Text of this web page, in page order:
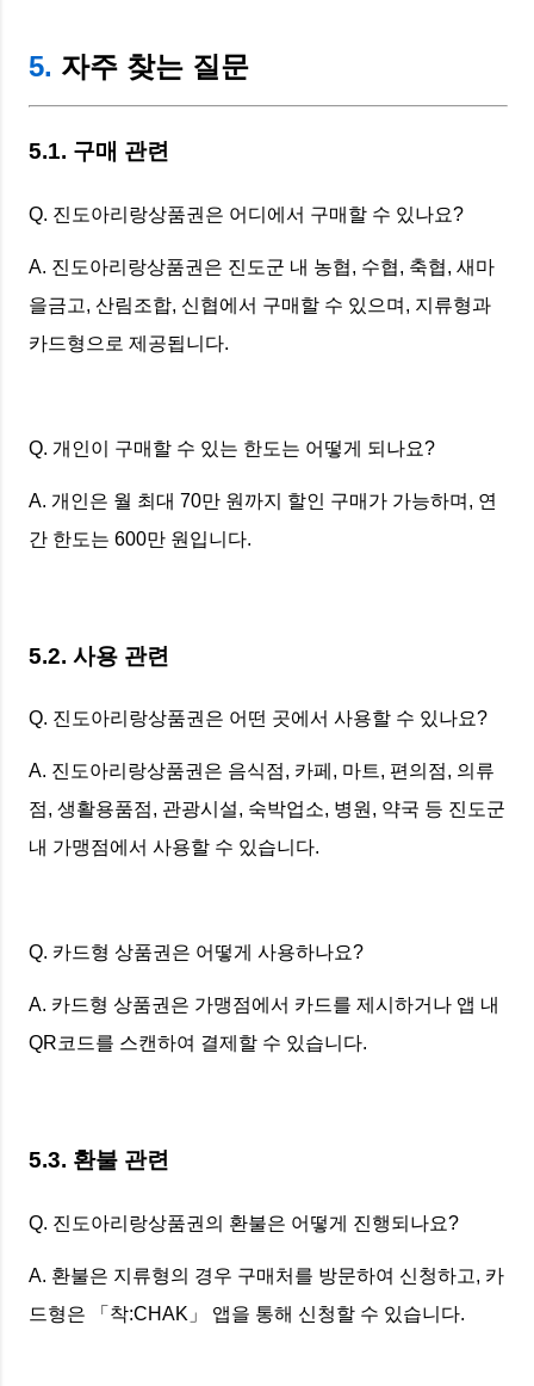
5. 자주 찾는 질문
5.1. 구매 관련
Q. 진도아리랑상품권은 어디에서 구매할 수 있나요?
A. 진도아리랑상품권은 진도군 내 농협, 수협, 축협, 새마
을금고, 산림조합, 신협에서 구매할 수 있으며, 지류형과
카드형으로 제공됩니다.
Q. 개인이 구매할 수 있는 한도는 어떻게 되나요?
A. 개인은 월 최대 70만 원까지 할인 구매가 가능하며, 연
간 한도는 600만 원입니다.
5.2. 사용 관련
Q. 진도아리랑상품권은 어떤 곳에서 사용할 수 있나요?
A. 진도아리랑상품권은 음식점, 카페, 마트, 편의점, 의류
점, 생활용품점, 관광시설, 숙박업소, 병원, 약국 등 진도군
내 가맹점에서 사용할 수 있습니다.
Q. 카드형 상품권은 어떻게 사용하나요?
A. 카드형 상품권은 가맹점에서 카드를 제시하거나 앱 내
QR코드를 스캔하여 결제할 수 있습니다.
5.3. 환불 관련
Q. 진도아리랑상품권의 환불은 어떻게 진행되나요?
A. 환불은 지류형의 경우 구매처를 방문하여 신청하고, 카
드형은 「착:CHAK」 앱을 통해 신청할 수 있습니다.